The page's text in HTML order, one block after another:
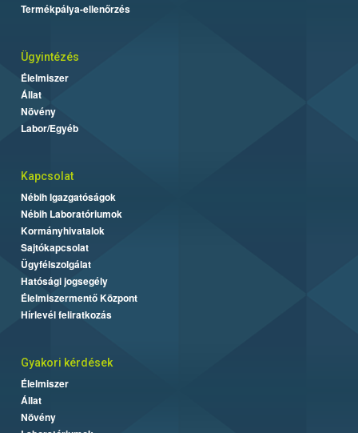
Termékpálya-ellenőrzés
Ügyintézés
Élelmiszer
Állat
Növény
Labor/Egyéb
Kapcsolat
Nébih Igazgatóságok
Nébih Laboratóriumok
Kormányhivatalok
Sajtókapcsolat
Ügyfélszolgálat
Hatósági jogsegély
Élelmiszermentő Központ
Hírlevél feliratkozás
Gyakori kérdések
Élelmiszer
Állat
Növény